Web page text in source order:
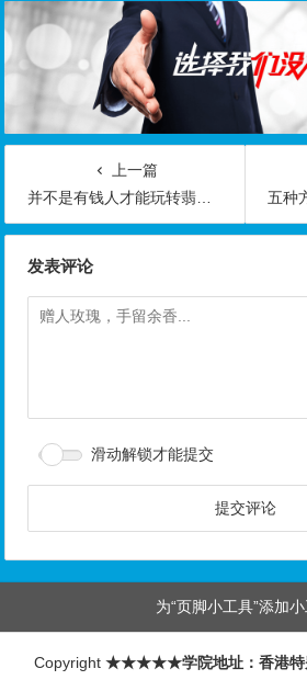
上一篇
并不是有钱人才能玩转翡翠饰品
五种方
发表评论
滑动解锁才能提交
为“页脚小工具”添加
Copyright ★★★★★学院地址：香港特